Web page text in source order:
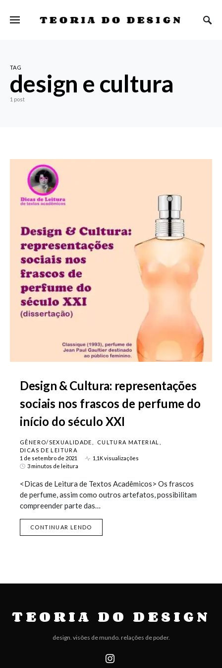
TEORIA DO DESIGN
TAG
design e cultura
1 post
Design & Cultura: representações
sociais nos frascos de perfume do
início do século XXI
GÊNERO/SEXUALIDADE
CULTURA MATERIAL
DICAS DE LEITURA
1 de setembro de 2021
1,1K visualizações
3 minutos de leitura
<Dicas de Leitura de Textos Acadêmicos> Os frascos
de perfume, assim como outros artefatos, possibilitam
compreender parte das…
CONTINUAR LENDO
TEORIA DO DESIGN
design. visões de mundo. relações de poder.